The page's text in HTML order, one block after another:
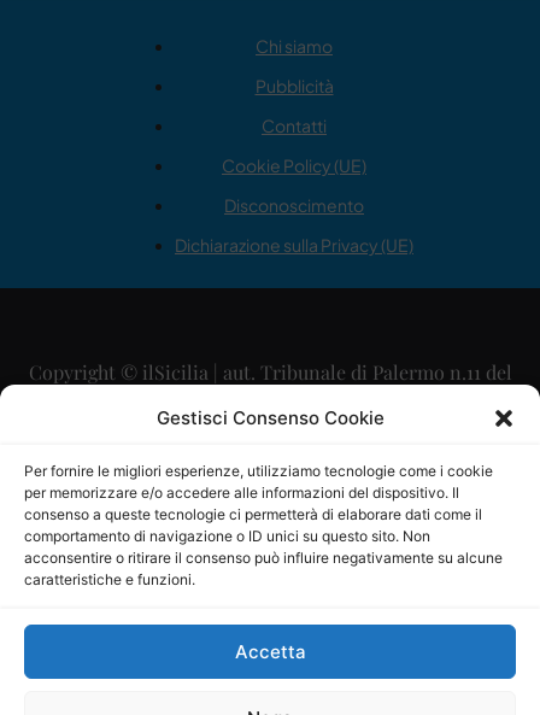
Gestisci Consenso Cookie
Per fornire le migliori esperienze, utilizziamo tecnologie come i cookie
per memorizzare e/o accedere alle informazioni del dispositivo. Il
consenso a queste tecnologie ci permetterà di elaborare dati come il
comportamento di navigazione o ID unici su questo sito. Non
acconsentire o ritirare il consenso può influire negativamente su alcune
caratteristiche e funzioni.
Accetta
Chi siamo
Pubblicità
Contatti
Cookie Policy (UE)
Disconoscimento
Dichiarazione sulla Privacy (UE)
Copyright © ilSicilia | aut. Tribunale di Palermo n.11 del
29/09/2015
Direttore Editoriale: Maurizio Scaglione
Direttore Responsabile: Maria Calabrese
P.IVA: 06334930820
Mercurio Comunicazione Società Cooperativa a r.l. è
iscritta al Registro degli Operatori di Comunicazione al